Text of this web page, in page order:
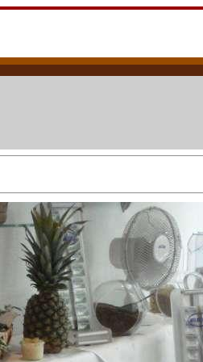
Volksmusik Hilfe